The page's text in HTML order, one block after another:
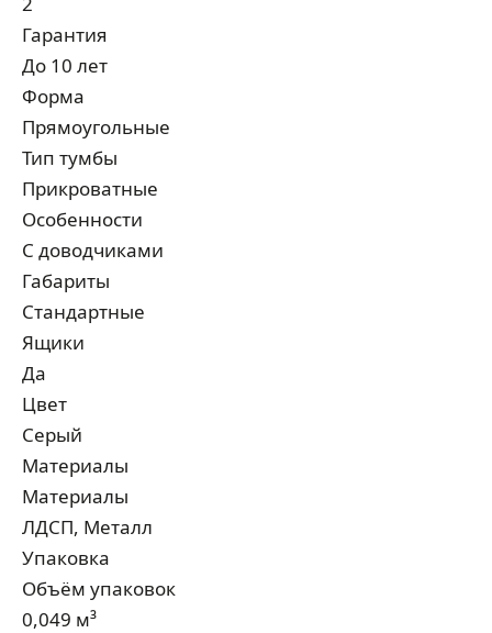
Гарантия
До 10 лет
Форма
Прямоугольные
Тип тумбы
Прикроватные
Особенности
С доводчиками
Габариты
Стандартные
Ящики
Да
Цвет
Серый
Материалы
Материалы
ЛДСП, Металл
Упаковка
Объём упаковок
0,049 м³